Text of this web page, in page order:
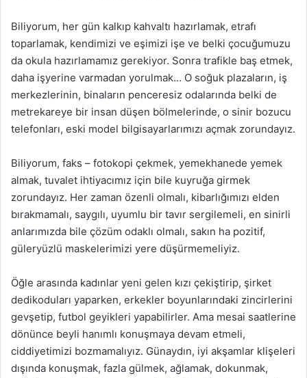
Biliyorum, her gün kalkıp kahvaltı hazırlamak, etrafı
toparlamak, kendimizi ve eşimizi işe ve belki çocuğumuzu
da okula hazırlamamız gerekiyor. Sonra trafikle baş etmek,
daha işyerine varmadan yorulmak… O soğuk plazaların, iş
merkezlerinin, binaların penceresiz odalarında belki de
metrekareye bir insan düşen bölmelerinde, o sinir bozucu
telefonları, eski model bilgisayarlarımızı açmak zorundayız.
Biliyorum, faks – fotokopi çekmek, yemekhanede yemek
almak, tuvalet ihtiyacımız için bile kuyruğa girmek
zorundayız. Her zaman özenli olmalı, kibarlığımızı elden
bırakmamalı, saygılı, uyumlu bir tavır sergilemeli, en sinirli
anlarımızda bile çözüm odaklı olmalı, sakın ha pozitif,
güleryüzlü maskelerimizi yere düşürmemeliyiz.
Öğle arasında kadınlar yeni gelen kızı çekiştirip, şirket
dedikoduları yaparken, erkekler boyunlarındaki zincirlerini
gevşetip, futbol geyikleri yapabilirler. Ama mesai saatlerine
dönünce beyli hanımlı konuşmaya devam etmeli,
ciddiyetimizi bozmamalıyız. Günaydın, iyi akşamlar klişeleri
dışında konuşmak, fazla gülmek, ağlamak, dokunmak,